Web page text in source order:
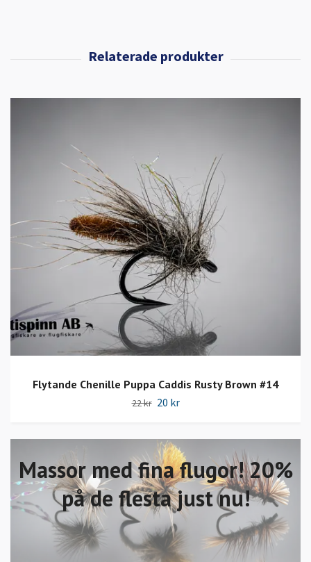
Massor med fina flugor! 20%
på de flesta just nu!
Flytande Chenille Puppa Caddis Rusty Brown #14
22 kr 20 kr